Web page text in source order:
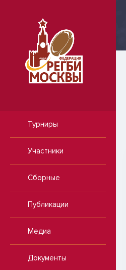
Турниры
Участники
Сборные
Публикации
Медиа
Документы